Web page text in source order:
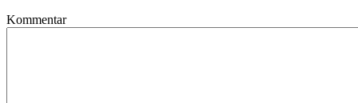
Kommentar